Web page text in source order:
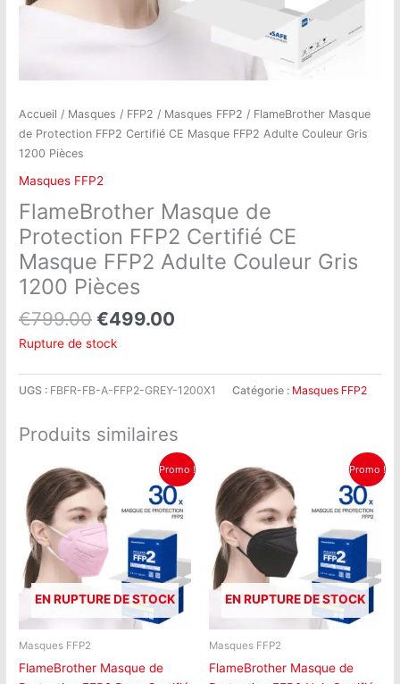
Accueil / Masques / FFP2 / Masques FFP2 / FlameBrother Masque
de Protection FFP2 Certifié CE Masque FFP2 Adulte Couleur Gris
1200 Pièces
Masques FFP2
FlameBrother Masque de
Protection FFP2 Certifié CE
Masque FFP2 Adulte Couleur Gris
1200 Pièces
€799.00 €499.00
Rupture de stock
UGS : FBFR-FB-A-FFP2-GREY-1200X1 Catégorie : Masques FFP2
Produits similaires
Promo !
EN RUPTURE DE STOCK
Masques FFP2
FlameBrother Masque de
prix
initial
était :
€21.99.
prix
actuel
est :
€14.99.
Promo !
EN RUPTURE DE STOCK
Masques FFP2
FlameBrother Masque de
prix
initial
était :
€21.99.
prix
actuel
est :
€14.99.